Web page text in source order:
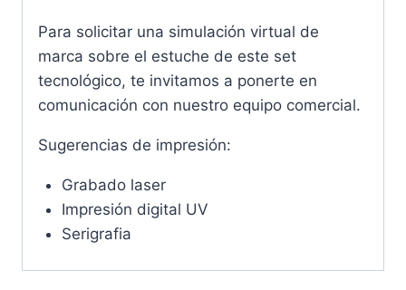
Para solicitar una simulación virtual de
marca sobre el estuche de este set
tecnológico, te invitamos a ponerte en
comunicación con nuestro equipo comercial.
Sugerencias de impresión:
Grabado laser
Impresión digital UV
Serigrafia